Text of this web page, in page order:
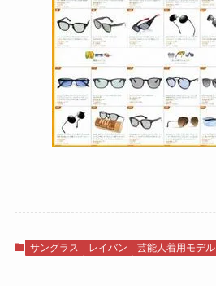
サングラス レイバン 芸能人着用モデル